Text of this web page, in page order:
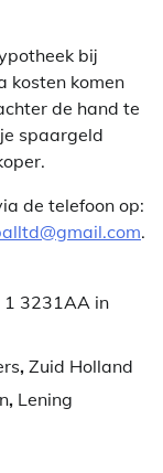
bij
kosten komen
de hand te
spaargeld
de telefoon op:
.
1 3231AA in
, Zuid Holland
, Lening